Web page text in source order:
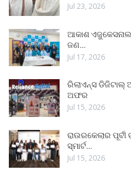
Jul 23, 2026
ଆକାଶ
ଜଣ…
Jul 17, 2026
ରିଲାଏନ୍ସ ଡିଜିଟାଲ୍
ଅଫର
Jul 15, 2026
ରାଉରକେଲାର
ସ୍ମାର୍ଟ…
Jul 15, 2026